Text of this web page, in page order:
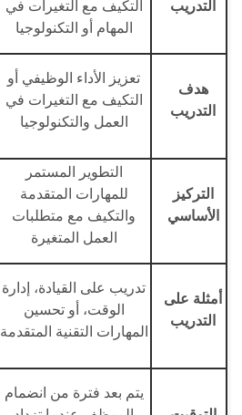
التدريب
التكيف مع التغيرات في
المهام أو التكنولوجيا
هدف
التدريب
تعزيز الأداء الوظيفي أو
التكيف مع التغيرات في
العمل والتكنولوجيا
التركيز
الأساسي
التطوير المستمر
للمهارات المتقدمة
والتكيف مع متطلبات
العمل المتغيرة
أمثلة على
التدريب
تدريب على القيادة، إدارة
الوقت، أو تحسين
المهارات التقنية المتقدمة
يتم بعد فترة من انضمام